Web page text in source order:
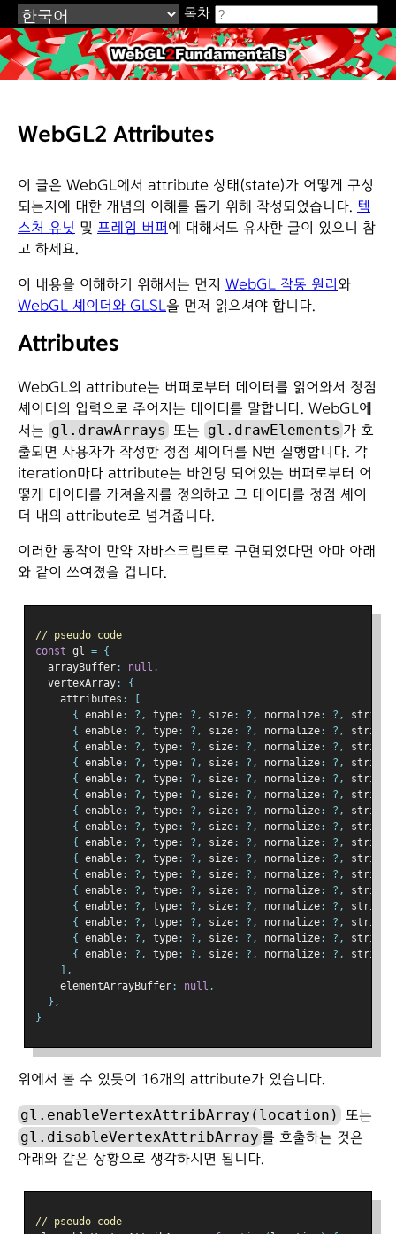
목차
WebGL2Fundamentals.org
WebGL2 Attributes
이 글은 WebGL에서 attribute 상태(state)가 어떻게 구성
되는지에 대한 개념의 이해를 돕기 위해 작성되었습니다. 텍
스처 유닛 및 프레임 버퍼 에 대해서도 유사한 글이 있으니 참
고 하세요.
이 내용을 이해하기 위해서는 먼저 WebGL 작동 원리 와
WebGL 셰이더와 GLSL을 먼저 읽으셔야 합니다.
Attributes
WebGL의 attribute는 버퍼로부터 데이터를 읽어와서 정점
셰이더의 입력으로 주어지는 데이터를 말합니다. WebGL에
서는 gl.drawArrays 또는 gl.drawElements 가 호
출되면 사용자가 작성한 정점 셰이더를 N번 실행합니다. 각
iteration마다 attribute는 바인딩 되어있는 버퍼로부터 어
떻게 데이터를 가져올지를 정의하고 그 데이터를 정점 셰이
더 내의 attribute로 넘겨줍니다.
이러한 동작이 만약 자바스크립트로 구현되었다면 아마 아래
와 같이 쓰여졌을 겁니다.
// pseudo code
const gl = {
  arrayBuffer
: null ,
  vertexArray
:
{
    attributes
:
{
enable: ?, type: ?, size: ?, normalize: ?, stride
{
enable: ?, type: ?, size: ?, normalize: ?, stride
{
enable: ?, type: ?, size: ?, normalize: ?, stride
{
enable: ?, type: ?, size: ?, normalize: ?, stride
{
enable: ?, type: ?, size: ?, normalize: ?, stride
{
enable: ?, type: ?, size: ?, normalize: ?, stride
{
enable: ?, type: ?, size: ?, normalize: ?, stride
{
enable: ?, type: ?, size: ?, normalize: ?, stride
{
enable: ?, type: ?, size: ?, normalize: ?, stride
{
enable: ?, type: ?, size: ?, normalize: ?, stride
{
enable: ?, type: ?, size: ?, normalize: ?, stride
{
enable: ?, type: ?, size: ?, normalize: ?, stride
{
enable: ?, type: ?, size: ?, normalize: ?, stride
{
enable: ?, type: ?, size: ?, normalize: ?, stride
{
enable: ?, type: ?, size: ?, normalize: ?, stride
{
enable: ?, type: ?, size: ?, normalize: ?, stride
],
    elementArrayBuffer
: null ,
},
}
위에서 볼 수 있듯이 16개의 attribute가 있습니다.
gl.enableVertexAttribArray(location) 또는
gl.disableVertexAttribArray 를 호출하는 것은
아래와 같은 상황으로 생각하시면 됩니다.
// pseudo code